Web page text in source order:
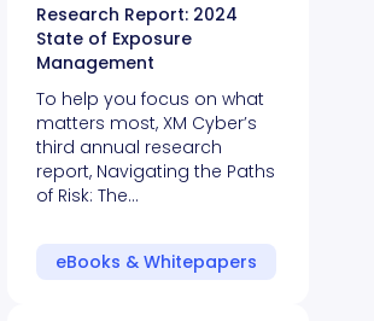
Research Report: 2024
State of Exposure
Management
To help you focus on what
matters most, XM Cyber’s
third annual research
report, Navigating the Paths
of Risk: The…
eBooks & Whitepapers